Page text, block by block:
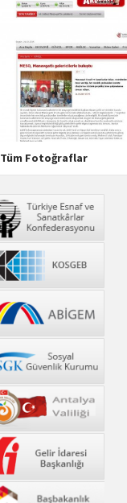
Tüm Fotoğraflar